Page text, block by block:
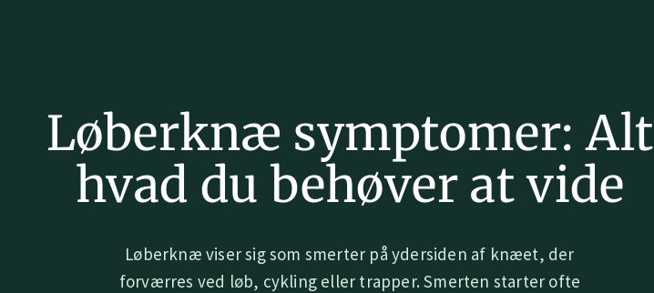
Løberknæ symptomer: Alt
hvad du behøver at vide
Løberknæ viser sig som smerter på ydersiden af knæet, der
forværres ved løb, cykling eller trapper. Smerten starter ofte